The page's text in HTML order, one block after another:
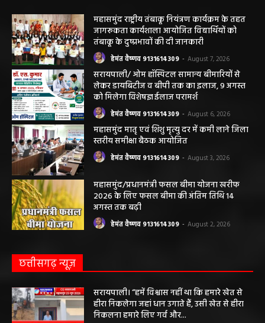
महासमुंद राष्ट्रीय तंबाकू नियंत्रण कार्यक्रम के तहत
जागरूकता कार्यशाला आयोजित विद्यार्थियों को
तंबाकू के दुष्प्रभावों की दी जानकारी
हेमंत वैष्णव 9131614309 - August 7, 2026
सरायपाली/ ओम हॉस्पिटल सामान्य बीमारियों से
लेकर डायबिटीज व बीपी तक का इलाज, 9 अगस्त
को मिलेगा विशेषज्ञ ईलाज परामर्श
हेमंत वैष्णव 9131614309 - August 6, 2026
महासमुंद मातृ एवं शिशु मृत्यु दर में कमी लाने जिला
स्तरीय समीक्षा बैठक आयोजित
हेमंत वैष्णव 9131614309 - August 3, 2026
महासमुंद/प्रधानमंत्री फसल बीमा योजना खरीफ
2026 के लिए फसल बीमा की अंतिम तिथि 14
अगस्त तक बढ़ी
हेमंत वैष्णव 9131614309 - August 2, 2026
छत्तीसगढ़ न्यूज़
सरायपाली। “हमें विश्वास नहीं था कि हमारे खेत से
हीरा निकलेगा जहां धान उगाते हैं, उसी खेत से हीरा
निकलना हमारे लिए गर्व और...